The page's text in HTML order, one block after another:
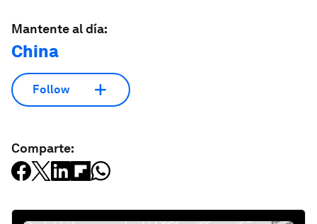
Mantente al día:
China
Follow
Comparte: